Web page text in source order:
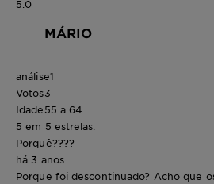
5.0
MÁRIO
análise1
Votos3
Idade55 a 64
5 em 5 estrelas.
Porquê????
há 3 anos
Porque foi descontinuado? Acho que